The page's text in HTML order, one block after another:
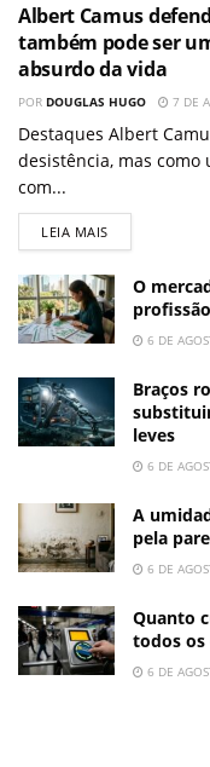
Albert Camus
também pode ser
absurdo da vida
POR DOUGLAS HUGO 7 DE
Destaques Albert
desistência, mas
com...
LEIA MAIS
O
6 DE
Braços
leves
6 DE
A
pela
6 DE
Quanto
todos os
6 DE